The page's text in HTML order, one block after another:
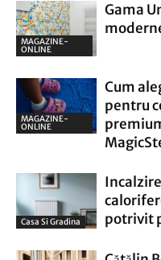
MAGAZINE-
ONLINE
Gama
MAGAZINE-
ONLINE
Cum
pentru
Casa Si Gradina
potrivit